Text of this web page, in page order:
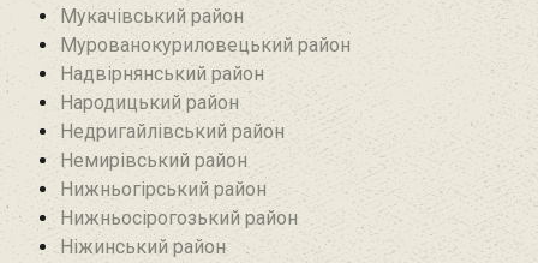
Мукачівський район
Мурованокуриловецький район
Надвірнянський район
Народицький район‎
Недригайлівський район‎
Немирівський район
Нижньогірський район
Нижньосірогозький район
Ніжинський район